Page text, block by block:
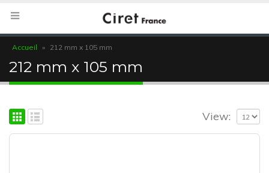
Accueil » 212 mm x 105 mm
212 mm x 105 mm
View: